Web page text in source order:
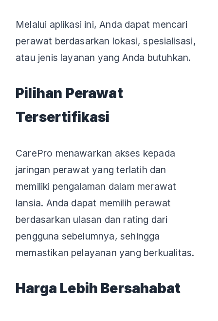
Melalui aplikasi ini, Anda dapat mencari
perawat berdasarkan lokasi, spesialisasi,
atau jenis layanan yang Anda butuhkan.
Pilihan Perawat
Tersertifikasi
CarePro menawarkan akses kepada
jaringan perawat yang terlatih dan
memiliki pengalaman dalam merawat
lansia. Anda dapat memilih perawat
berdasarkan ulasan dan rating dari
pengguna sebelumnya, sehingga
memastikan pelayanan yang berkualitas.
Harga Lebih Bersahabat